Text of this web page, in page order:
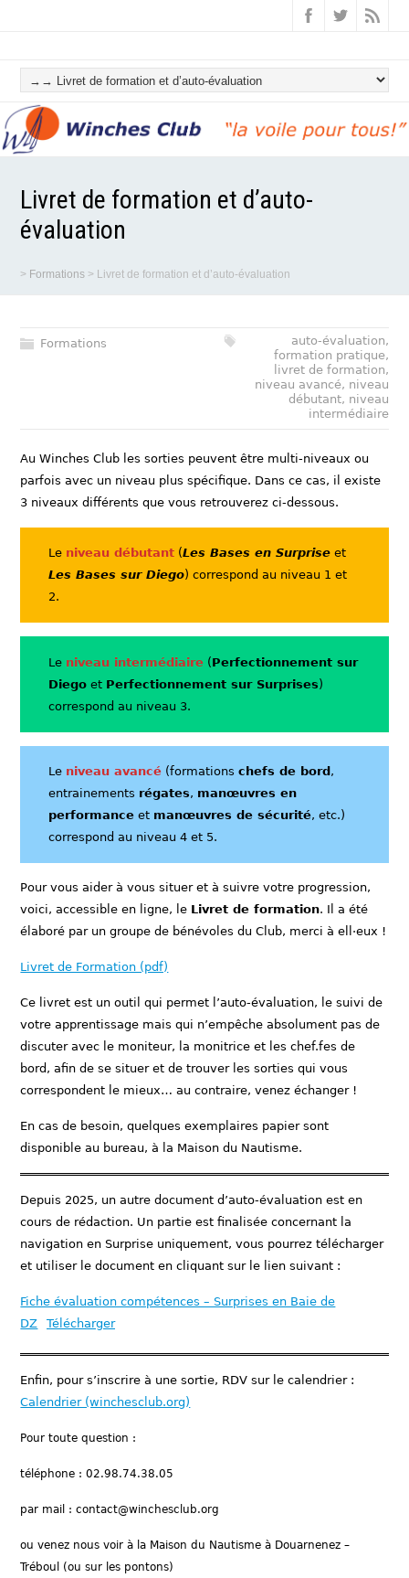
Livret de formation et d’auto-
évaluation
> Formations > Livret de formation et d’auto-évaluation
Formations auto-évaluation,
formation pratique,
livret de formation,
niveau avancé, niveau
débutant, niveau
intermédiaire
Au Winches Club les sorties peuvent être multi-niveaux ou
parfois avec un niveau plus spécifique. Dans ce cas, il existe
3 niveaux différents que vous retrouverez ci-dessous.
Le niveau débutant (Les Bases en Surprise et
Les Bases sur Diego) correspond au niveau 1 et
2.
Le niveau intermédiaire (Perfectionnement sur
Diego et Perfectionnement sur Surprises)
correspond au niveau 3.
Le niveau avancé (formationschefs de bord ,
entrainements régates, manœuvres en
performance et manœuvres de sécurité, etc.)
correspond au niveau 4 et 5.
Pour vous aider à vous situer et à suivre votre progression,
voici, accessible en ligne, le Livret de formation. Il a été
élaboré par un groupe de bénévoles du Club, merci à ell·eux !
Livret de Formation (pdf)
Ce livret est un outil qui permet l’auto-évaluation, le suivi de
votre apprentissage mais qui n’empêche absolument pas de
discuter avec le moniteur, la monitrice et les chef.fes de
bord, afin de se situer et de trouver les sorties qui vous
correspondent le mieux… au contraire, venez échanger !
En cas de besoin, quelques exemplaires papier sont
disponible au bureau, à la Maison du Nautisme.
Depuis 2025, un autre document d’auto-évaluation est en
cours de rédaction. Un partie est finalisée concernant la
navigation en Surprise uniquement, vous pourrez télécharger
et utiliser le document en cliquant sur le lien suivant :
Fiche évaluation compétences – Surprises en Baie de
DZ
Télécharger
Enfin, pour s’inscrire à une sortie, RDV sur le calendrier :
Calendrier (winchesclub.org)
Pour toute question :
téléphone : 02.98.74.38.05
par mail : contact@winchesclub.org
ou venez nous voir à la Maison du Nautisme à Douarnenez –
Tréboul (ou sur les pontons)